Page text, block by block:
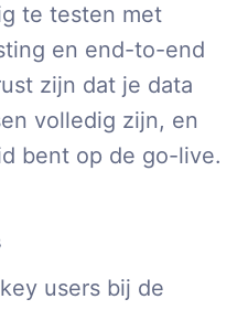
te testen met
en end-to-end
zijn dat je data
volledig zijn, en
bent op de go-live.
users bij de